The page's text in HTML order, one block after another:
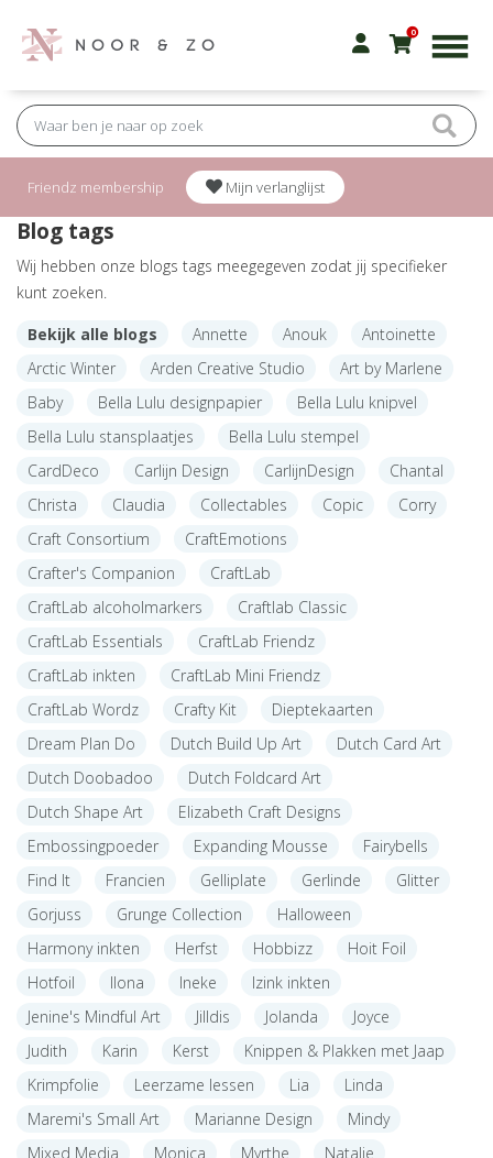
0
Friendz membership Mijn verlanglijst
Blog tags
Wij hebben onze blogs tags meegegeven zodat jij specifieker
kunt zoeken.
Bekijk alle blogs
Annette Anouk
Antoinette
Arctic Winter
Arden Creative Studio
Art by Marlene
Baby
Bella Lulu designpapier
Bella Lulu knipvel
Bella Lulu stansplaatjes
Bella Lulu stempel
CardDeco
Carlijn Design CarlijnDesign
Chantal
Christa
Claudia Collectables Copic
Corry
Craft Consortium
CraftEmotions
Crafter's Companion
CraftLab
CraftLab alcoholmarkers
Craftlab Classic
CraftLab Essentials
CraftLab Friendz
CraftLab inkten
CraftLab Mini Friendz
CraftLab Wordz
Crafty Kit
Dieptekaarten
Dream Plan Do
Dutch Build Up Art
Dutch Card Art
Dutch Doobadoo
Dutch Foldcard Art
Dutch Shape Art
Elizabeth Craft Designs
Embossingpoeder
Expanding Mousse
Fairybells
Find It
Francien Gelliplate Gerlinde
Glitter
Gorjuss
Grunge Collection
Halloween
Harmony inkten
Herfst Hobbizz
Hoit Foil
Hotfoil
Ilona Ineke
Izink inkten
Jenine's Mindful Art
Jilldis Jolanda
Joyce
Judith
Karin Kerst
Knippen & Plakken met Jaap
Krimpfolie
Leerzame lessen Lia
Linda
Maremi's Small Art
Marianne Design
Mindy
Mixed Media
Monica Myrthe
Natalie